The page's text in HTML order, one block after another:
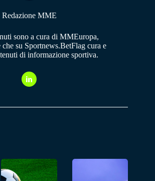
Redazione MME
sono a cura di MMEuropa,
su Sportnews.BetFlag cura e
di informazione sportiva.